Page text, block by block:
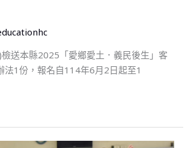
送本縣2025「愛鄉愛土．義民後生」客
法1份，報名自114年6月2日起至1